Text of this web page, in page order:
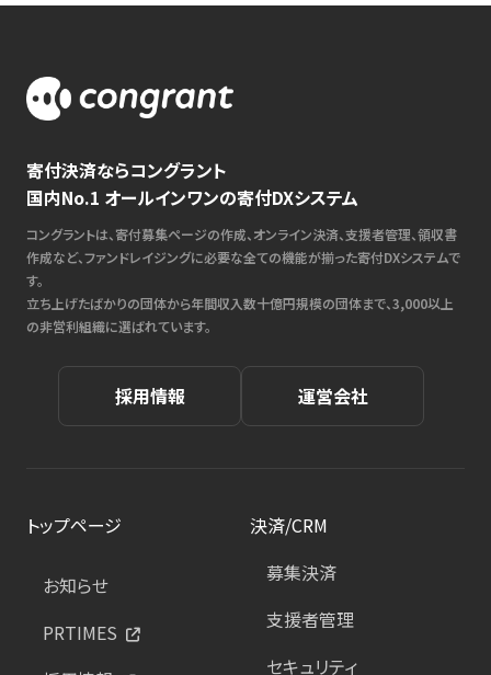
寄付決済ならコングラント
国内No.1 オールインワンの寄付DXシステム
コングラントは、寄付募集ページの作成、オンライン決済、支援者管理、領収書
作成など、ファンドレイジングに必要な全ての機能が揃った寄付DXシステムで
す。
立ち上げたばかりの団体から年間収入数十億円規模の団体まで、3,000以上
の非営利組織に選ばれています。
採用情報 運営会社
トップページ
お知らせ
PRTIMES
決済/CRM
募集決済
支援者管理
セキュリティ